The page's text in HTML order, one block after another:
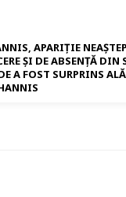
APARIȚIE
ȘI DE ABSENȚĂ DIN
A FOST SURPRINS